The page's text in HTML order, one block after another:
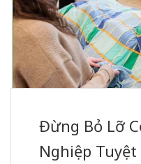
Đừng Bỏ Lỡ
Nghiệp